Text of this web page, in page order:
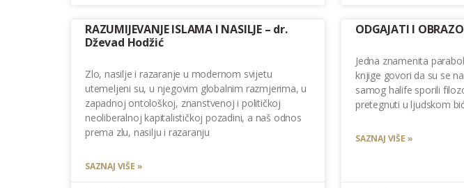
RAZUMIJEVANJE ISLAMA I NASILJE – dr.
Dževad Hodžić
Zlo, nasilje i razaranje u modernom svijetu
utemeljeni su, u njegovim globalnim razmjerima, u
zapadnoj ontološkoj, znanstvenoj i političkoj
neoliberalnoj kapitalističkoj pozadini, a naš odnos
prema zlu, nasilju i razaranju
SAZNAJ VIŠE »
ODGAJATI I
Jedna znamenita
knjige govori da su se
samog halife sporili
pretegnuti u ljudskom
SAZNAJ VIŠE »